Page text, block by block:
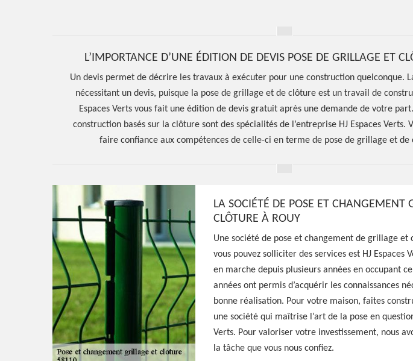
Hoerter Joseph Elagage 58
Entreprise pose et
changement grillage et
clôture Rouy 58110
Meilleur jardinier à Rouy 58110, HJ Espaces Verts saura vous fournir
des travaux de qualité en pose et en changement de grillage et de
L’IMPORTANCE D’UNE ÉDITION DE DEVIS POSE DE GRILLAGE ET
Un devis permet de décrire les travaux à exécuter pour une construction quelconque.
nécessitant un devis, puisque la pose de grillage et de clôture est un travail de
Espaces Verts vous fait une édition de devis gratuit après une demande de votre
construction basés sur la clôture sont des spécialités de l’entreprise HJ Espaces Verts.
faire confiance aux compétences de celle-ci en terme de pose de grillage et de
LA SOCIÉTÉ DE POSE ET CHANGEMENT
CLÔTURE À ROUY
Une société de pose et changement de grillage et
vous pouvez solliciter des services est HJ Espaces
en marche depuis plusieurs années en occupant
années ont permis d’acquérir les connaissances
bonne réalisation. Pour votre maison, faites
une société qui maîtrise l’art de la pose en
Verts. Pour valoriser votre investissement, nous
la tâche que vous nous confiez.